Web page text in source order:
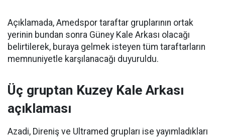
Açıklamada, Amedspor taraftar gruplarının ortak
yerinin bundan sonra Güney Kale Arkası olacağı
belirtilerek, buraya gelmek isteyen tüm taraftarların
memnuniyetle karşılanacağı duyuruldu.
Üç gruptan Kuzey Kale Arkası
açıklaması
Azadi, Direniş ve Ultramed grupları ise yayımladıkları